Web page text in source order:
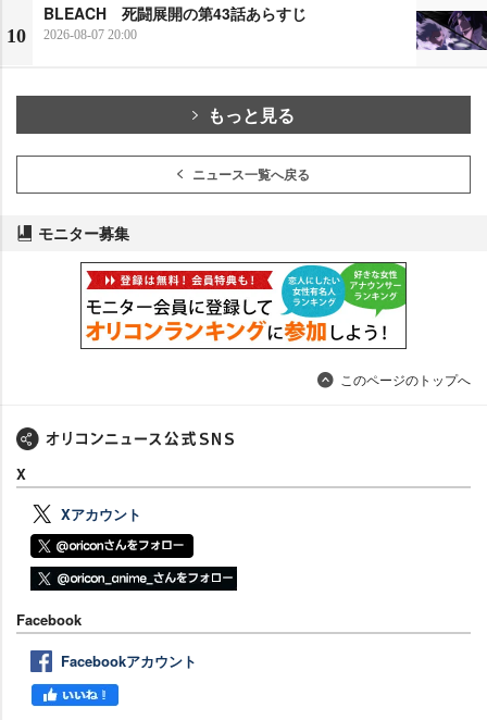
10
BLEACH 死闘展開の第43話あらすじ
2026-08-07 20:00
もっと見る
ニュース一覧へ戻る
モニター募集
このページのトップへ
X
Xアカウント
Facebook
Facebookアカウント